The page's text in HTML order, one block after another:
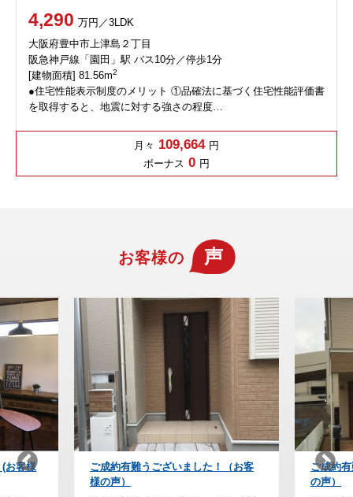
4,290 万円／3LDK
大阪府豊中市上津島２丁目
阪急神戸線「園田」駅 バス10分／停歩1分
[建物面積] 81.56m2
●住宅性能表示制度のメリット ①品確法に基づく住宅性能評価書
を取得すると、地震に対する強さの程度…
月々 109,664 円
ボーナス 0 円
お客様の 声
（お客
ご成約有難うございました！(お客様
の声）
納得の
た。